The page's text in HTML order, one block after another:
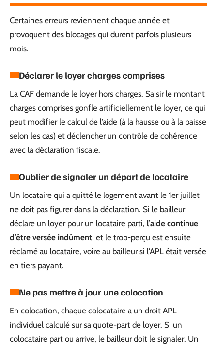
Certaines erreurs reviennent chaque année et
provoquent des blocages qui durent parfois plusieurs
mois.
Déclarer le loyer charges comprises
La CAF demande le loyer hors charges. Saisir le montant
charges comprises gonfle artificiellement le loyer, ce qui
peut modifier le calcul de l’aide (à la hausse ou à la baisse
selon les cas) et déclencher un contrôle de cohérence
avec la déclaration fiscale.
Oublier de signaler un départ de locataire
Un locataire qui a quitté le logement avant le 1er juillet
ne doit pas figurer dans la déclaration. Si le bailleur
déclare un loyer pour un locataire parti, l’aide continue
d’être versée indûment, et le trop-perçu est ensuite
réclamé au locataire, voire au bailleur si l’APL était versée
en tiers payant.
Ne pas mettre à jour une colocation
En colocation, chaque colocataire a un droit APL
individuel calculé sur sa quote-part de loyer. Si un
colocataire part ou arrive, le bailleur doit le signaler. Un